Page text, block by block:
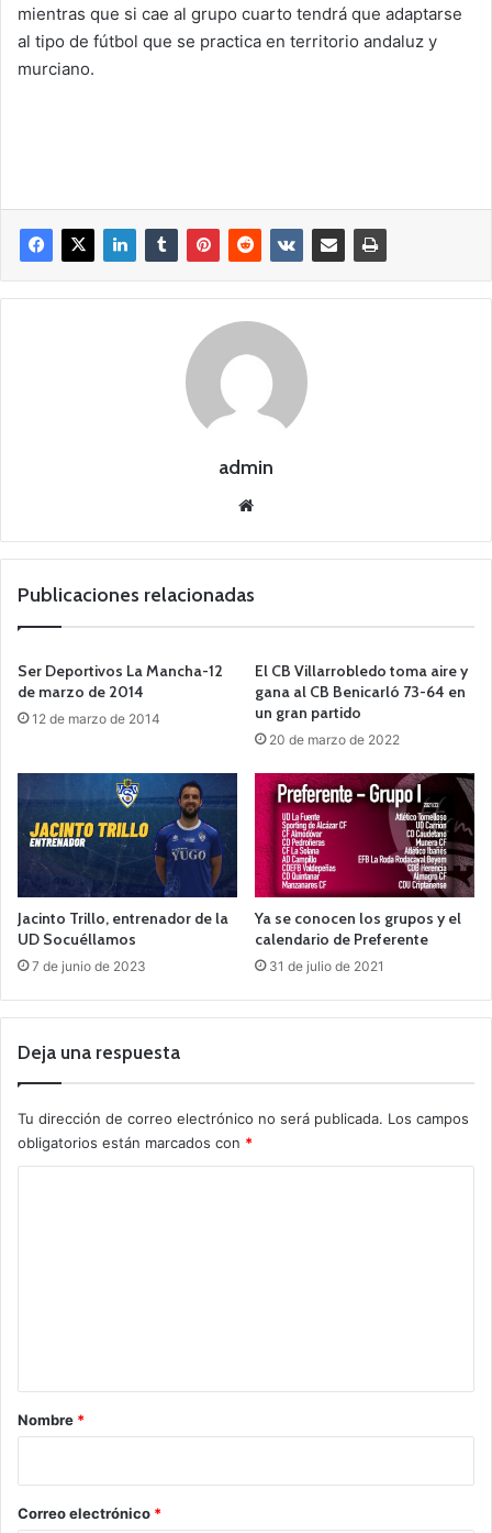
mientras que si cae al grupo cuarto tendrá que adaptarse
al tipo de fútbol que se practica en territorio andaluz y
murciano.
admin
we
Publicaciones relacionadas
Ser Deportivos La Mancha-12
de marzo de 2014
12 de marzo de 2014
El CB Villarrobledo toma aire y
gana al CB Benicarló 73-64 en
un gran partido
20 de marzo de 2022
Jacinto Trillo, entrenador de la
UD Socuéllamos
7 de junio de 2023
Ya se conocen los grupos y el
calendario de Preferente
31 de julio de 2021
Deja una respuesta
Tu dirección de correo electrónico no será publicada. Los campos
obligatorios están marcados con *
r
*
Nombre *
Correo electrónico *